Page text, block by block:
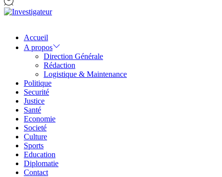
Accueil
A propos
Direction Générale
Rédaction
Logistique & Maintenance
Politique
Securité
Justice
Santé
Economie
Societé
Culture
Sports
Education
Diplomatie
Contact